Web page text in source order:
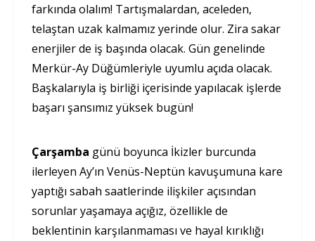
farkında olalım! Tartışmalardan, aceleden,
telaştan uzak kalmamız yerinde olur. Zira sakar
enerjiler de iş başında olacak. Gün genelinde
Merkür-Ay Düğümleriyle uyumlu açıda olacak.
Başkalarıyla iş birliği içerisinde yapılacak işlerde
başarı şansımız yüksek bugün!
Çarşamba günü boyunca İkizler burcunda
ilerleyen Ay’ın Venüs-Neptün kavuşumuna kare
yaptığı sabah saatlerinde ilişkiler açısından
sorunlar yaşamaya açığız, özellikle de
beklentinin karşılanmaması ve hayal kırıklığı